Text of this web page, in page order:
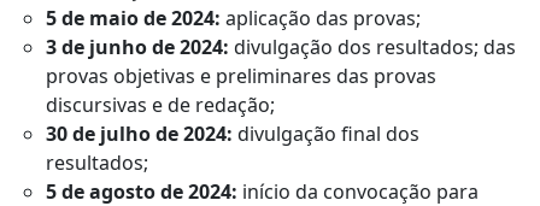
5 de maio de 2024: aplicação das provas;
3 de junho de 2024: divulgação dos resultados; das
provas objetivas e preliminares das provas
discursivas e de redação;
30 de julho de 2024: divulgação final dos
resultados;
5 de agosto de 2024: início da convocação para